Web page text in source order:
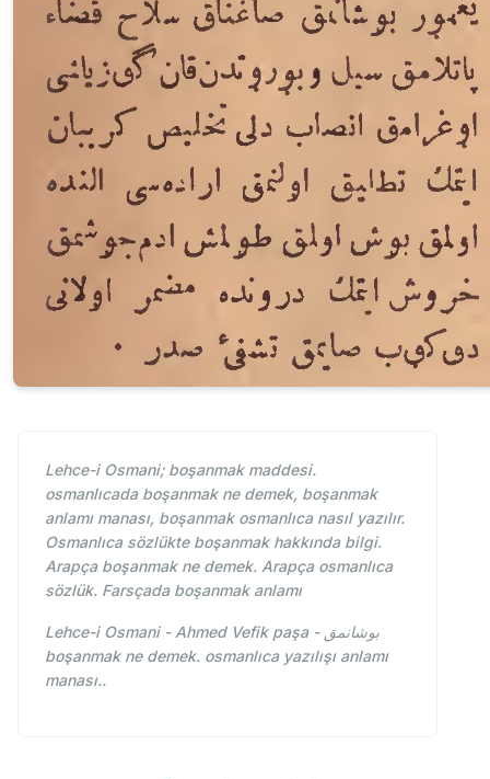
Lehce-i Osmani; boşanmak maddesi.
osmanlıcada boşanmak ne demek, boşanmak
anlamı manası, boşanmak osmanlıca nasıl yazılır.
Osmanlıca sözlükte boşanmak hakkında bilgi.
Arapça boşanmak ne demek. Arapça osmanlıca
sözlük. Farsçada boşanmak anlamı
Lehce-i Osmani - Ahmed Vefik paşa - بوشانمق
boşanmak ne demek. osmanlıca yazılışı anlamı
manası..